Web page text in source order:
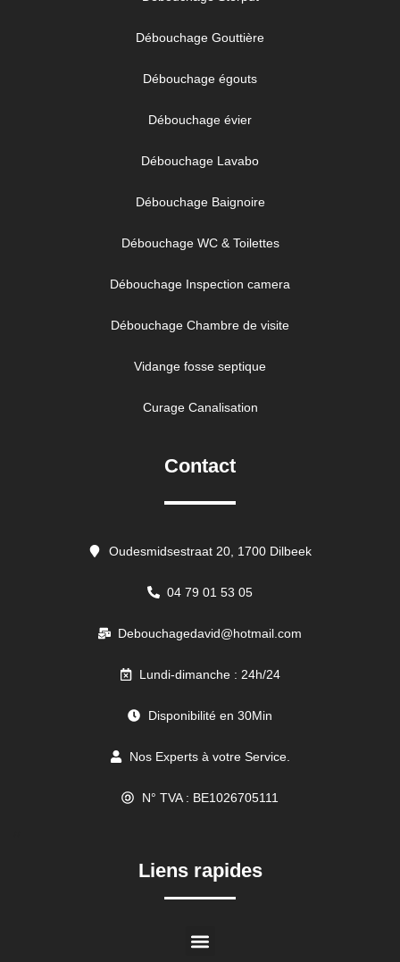
Débouchage Gouttière
Débouchage égouts
Débouchage évier
Débouchage Lavabo
Débouchage Baignoire
Débouchage WC & Toilettes
Débouchage Inspection camera
Débouchage Chambre de visite
Vidange fosse septique
Curage Canalisation
Contact
Oudesmidsestraat 20, 1700 Dilbeek
04 79 01 53 05
Debouchagedavid@hotmail.com
Lundi-dimanche : 24h/24
Disponibilité en 30Min
Nos Experts à votre Service.
N° TVA : BE1026705111
Liens rapides